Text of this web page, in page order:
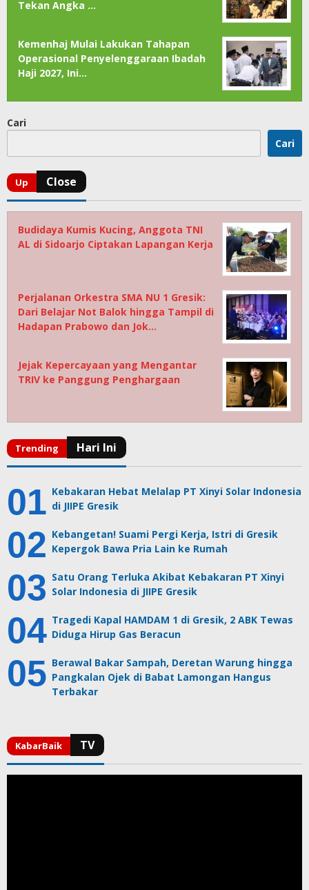
Tekan Angka …
Kemenhaj Mulai Lakukan Tahapan
Operasional Penyelenggaraan Ibadah
Haji 2027, Ini…
Cari
Cari
Budidaya Kumis Kucing, Anggota TNI
AL di Sidoarjo Ciptakan Lapangan Kerja
Perjalanan Orkestra SMA NU 1 Gresik:
Dari Belajar Not Balok hingga Tampil di
Hadapan Prabowo dan Jok…
Jejak Kepercayaan yang Mengantar
TRIV ke Panggung Penghargaan
Kebakaran Hebat Melalap PT Xinyi Solar Indonesia
di JIIPE Gresik
Kebangetan! Suami Pergi Kerja, Istri di Gresik
Kepergok Bawa Pria Lain ke Rumah
Satu Orang Terluka Akibat Kebakaran PT Xinyi
Solar Indonesia di JIIPE Gresik
Tragedi Kapal HAMDAM 1 di Gresik, 2 ABK Tewas
Diduga Hirup Gas Beracun
Berawal Bakar Sampah, Deretan Warung hingga
Pangkalan Ojek di Babat Lamongan Hangus
Terbakar